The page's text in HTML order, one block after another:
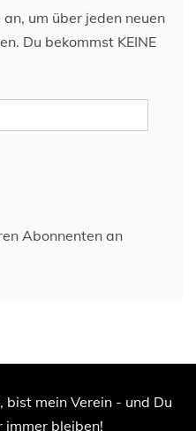
um über jeden neuen
Du bekommst KEINE
Abonnenten an
bist mein Verein - und Du
immer bleiben!